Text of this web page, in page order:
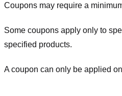
Coupons may require a
Some coupons apply only to
specified products.
A coupon can only be applied